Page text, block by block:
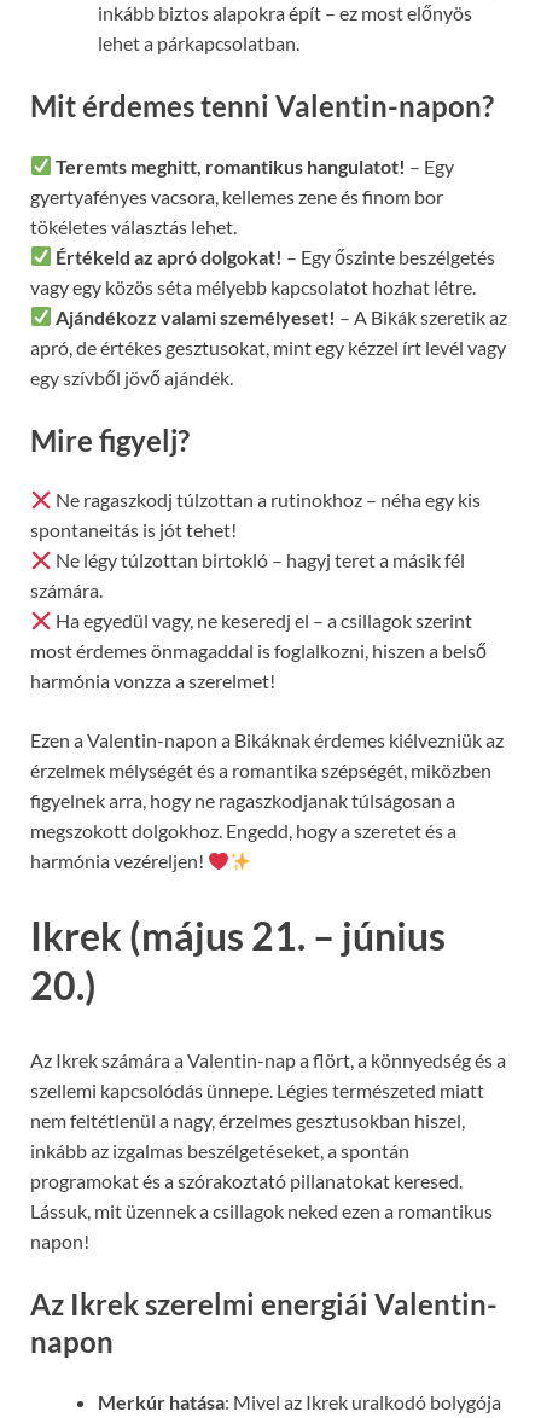
inkább biztos alapokra épít – ez most előnyös
lehet a párkapcsolatban.
Mit érdemes tenni Valentin-napon?
Teremts meghitt, romantikus hangulatot! – Egy
gyertyafényes vacsora, kellemes zene és finom bor
tökéletes választás lehet.
Értékeld az apró dolgokat! – Egy őszinte beszélgetés
vagy egy közös séta mélyebb kapcsolatot hozhat létre.
Ajándékozz valami személyeset! – A Bikák szeretik az
apró, de értékes gesztusokat, mint egy kézzel írt levél vagy
egy szívből jövő ajándék.
Mire figyelj?
Ne ragaszkodj túlzottan a rutinokhoz – néha egy kis
spontaneitás is jót tehet!
Ne légy túlzottan birtokló – hagyj teret a másik fél
számára.
Ha egyedül vagy, ne keseredj el – a csillagok szerint
most érdemes önmagaddal is foglalkozni, hiszen a belső
harmónia vonzza a szerelmet!
Ezen a Valentin-napon a Bikáknak érdemes kiélvezniük az
érzelmek mélységét és a romantika szépségét, miközben
figyelnek arra, hogy ne ragaszkodjanak túlságosan a
megszokott dolgokhoz. Engedd, hogy a szeretet és a
harmónia vezéreljen!
Ikrek (május 21. – június
20.)
Az Ikrek számára a Valentin-nap a flört, a könnyedség és a
szellemi kapcsolódás ünnepe. Légies természeted miatt
nem feltétlenül a nagy, érzelmes gesztusokban hiszel,
inkább az izgalmas beszélgetéseket, a spontán
programokat és a szórakoztató pillanatokat keresed.
Lássuk, mit üzennek a csillagok neked ezen a romantikus
napon!
Az Ikrek szerelmi energiái Valentin-
napon
Merkúr hatása: Mivel az Ikrek uralkodó bolygója